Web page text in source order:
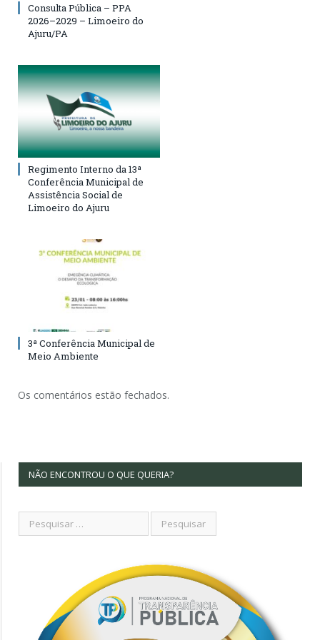
Consulta Pública – PPA
2026–2029 – Limoeiro do
Ajuru/PA
Regimento Interno da 13ª
Conferência Municipal de
Assistência Social de
Limoeiro do Ajuru
3ª Conferência Municipal de
Meio Ambiente
Os comentários estão fechados.
NÃO ENCONTROU O QUE QUERIA?